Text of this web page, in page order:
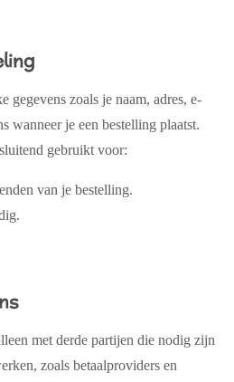
gegevens zoals je naam, adres, e-
wanneer je een bestelling plaatst.
gebruikt voor:
van je bestelling.
met derde partijen die nodig zijn
zoals betaalproviders en